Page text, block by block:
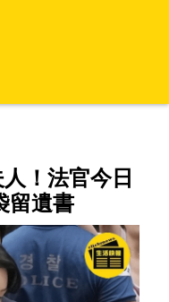
！法官今日
留遺書